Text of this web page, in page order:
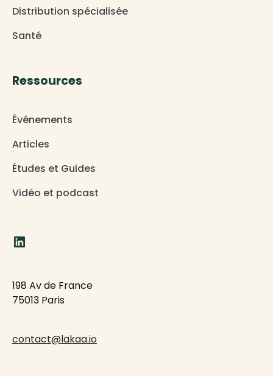
Distribution spécialisée
Santé
Ressources
Événements
Articles
Études et Guides
Vidéo et podcast
198 Av de France
75013 Paris
contact@lakaa.io